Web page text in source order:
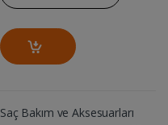
Saç Bakım ve Aksesuarları